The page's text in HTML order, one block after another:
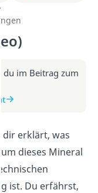
du im Beitrag zum
dir erklärt, was
dieses Mineral
ist. Du erfährst,